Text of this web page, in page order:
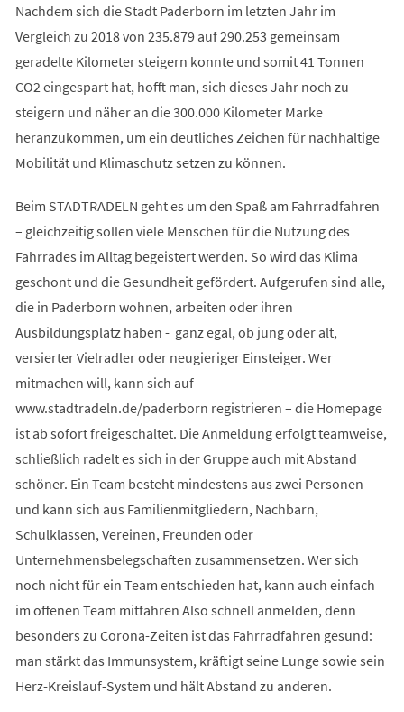
Nachdem sich die Stadt Paderborn im letzten Jahr im
Vergleich zu 2018 von 235.879 auf 290.253 gemeinsam
geradelte Kilometer steigern konnte und somit 41 Tonnen
CO2 eingespart hat, hofft man, sich dieses Jahr noch zu
steigern und näher an die 300.000 Kilometer Marke
heranzukommen, um ein deutliches Zeichen für nachhaltige
Mobilität und Klimaschutz setzen zu können.
Beim STADTRADELN geht es um den Spaß am Fahrradfahren
– gleichzeitig sollen viele Menschen für die Nutzung des
Fahrrades im Alltag begeistert werden. So wird das Klima
geschont und die Gesundheit gefördert. Aufgerufen sind alle,
die in Paderborn wohnen, arbeiten oder ihren
Ausbildungsplatz haben - ganz egal, ob jung oder alt,
versierter Vielradler oder neugieriger Einsteiger. Wer
mitmachen will, kann sich auf
www.stadtradeln.de/paderborn registrieren – die Homepage
ist ab sofort freigeschaltet. Die Anmeldung erfolgt teamweise,
schließlich radelt es sich in der Gruppe auch mit Abstand
schöner. Ein Team besteht mindestens aus zwei Personen
und kann sich aus Familienmitgliedern, Nachbarn,
Schulklassen, Vereinen, Freunden oder
Unternehmensbelegschaften zusammensetzen. Wer sich
noch nicht für ein Team entschieden hat, kann auch einfach
im offenen Team mitfahren Also schnell anmelden, denn
besonders zu Corona-Zeiten ist das Fahrradfahren gesund:
man stärkt das Immunsystem, kräftigt seine Lunge sowie sein
Herz-Kreislauf-System und hält Abstand zu anderen.